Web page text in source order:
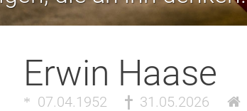
Erwin Haase
07.04.1952 31.05.2026